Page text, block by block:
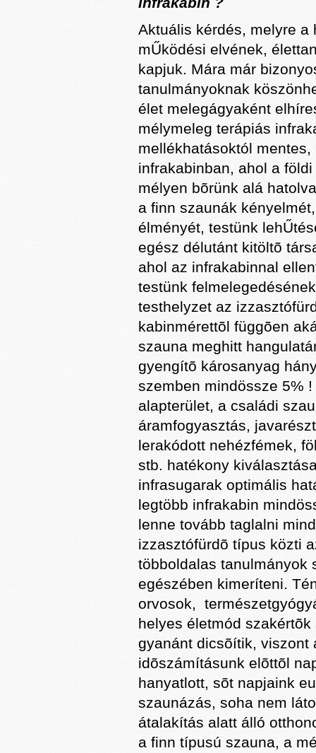
Aktuális kérdés, melyre
mŰködési elvének,
kapjuk. Mára már
tanulmányoknak
élet melegágyaként
mélymeleg terápiás
mellékhatásoktól
infrakabinban, ahol a
mélyen bõrünk alá
a finn szaunák
élményét, testünk
egész délutánt kitöltõ
ahol az infrakabinnal
testünk
testhelyzet az
kabinmérettõl függõen
szauna meghitt
gyengítõ károsanyag
szemben mindössze 5%
alapterület, a családi
áramfogyasztás,
lerakódott nehézfémek,
stb. hatékony
infrasugarak optimális
legtöbb infrakabin
lenne tovább taglalni
izzasztófürdõ típus közti
többoldalas tanulmányok
egészében kimeríteni.
orvosok,
helyes életmód
gyanánt dicsõítik, viszont
idõszámításunk elõttõl
hanyatlott, sõt napjaink
szaunázás, soha nem
átalakítás alatt álló
a finn típusú szauna, a